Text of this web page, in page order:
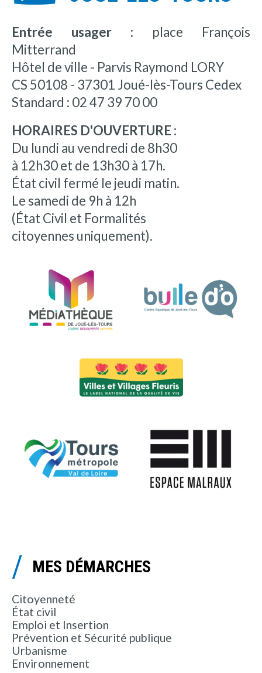
Entrée usager : place François
Mitterrand
Hôtel de ville - Parvis Raymond LORY
CS 50108 - 37301 Joué-lès-Tours Cedex
Standard : 02 47 39 70 00
HORAIRES D'OUVERTURE :
Du lundi au vendredi de 8h30
à 12h30 et de 13h30 à 17h.
État civil fermé le jeudi matin.
Le samedi de 9h à 12h
(État Civil et Formalités
citoyennes uniquement).
MES DÉMARCHES
Citoyenneté
État civil
Emploi et Insertion
Prévention et Sécurité publique
Urbanisme
Environnement